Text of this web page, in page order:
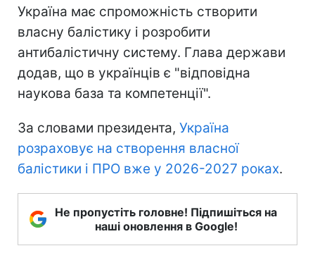
Україна має спроможність створити
власну балістику і розробити
антибалістичну систему. Глава держави
додав, що в українців є "відповідна
наукова база та компетенції".
За словами президента, Україна
розраховує на створення власної
балістики і ПРО вже у 2026-2027 роках.
Не пропустіть головне! Підпишіться на
наші оновлення в Google!